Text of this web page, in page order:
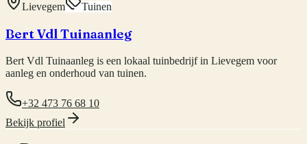
Lievegem Tuinen
Bert Vdl Tuinaanleg
Bert Vdl Tuinaanleg is een lokaal tuinbedrijf in Lievegem voor
aanleg en onderhoud van tuinen.
+32 473 76 68 10
Bekijk profiel